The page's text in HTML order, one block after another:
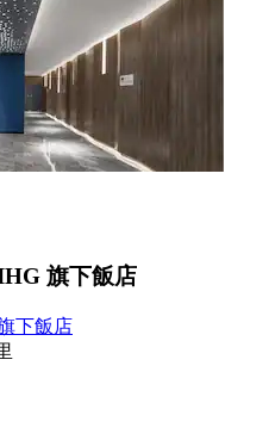
旗下飯店
下飯店